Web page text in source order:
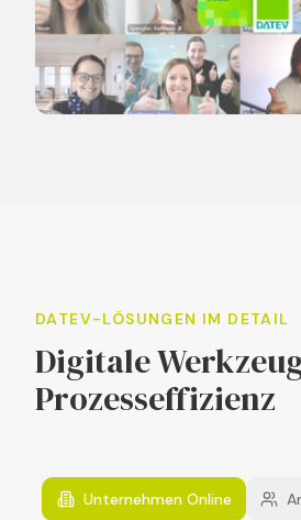
DATEV-LÖSUNGEN IM DETAIL
Digitale
Prozesseffizienz
Unternehmen Online